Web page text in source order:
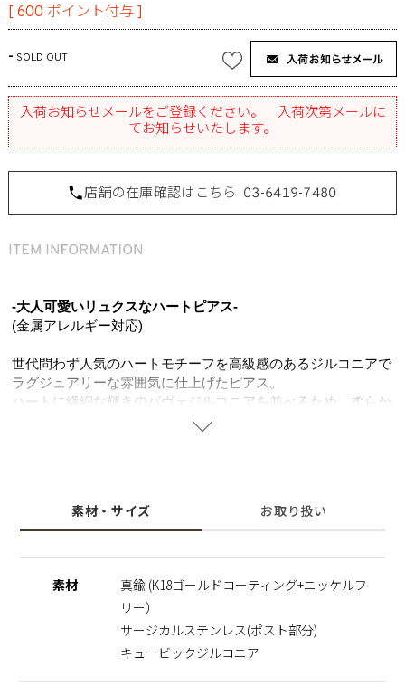
[ 600 ポイント付与 ]
- SOLD OUT
入荷お知らせメールをご登録ください。 入荷次第メールに
てお知らせいたします。
店舗の在庫確認はこちら 03-6419-7480
-大人可愛いリュクスなハートピアス-
(金属アレルギー対応)
世代問わず人気のハートモチーフを高級感のあるジルコニアで
ラグジュアリーな雰囲気に仕上げたピアス。
ハートに繊細な輝きのパヴェジルコニアを並べるため、柔らか
く加工のしやすい真鍮を使用し、K18ゴールドコーティングの
上品さとカジュアルさを兼ね備え、日常使いから特別な日のコ
ーデにもさらっと取り入れやすく、日々のオシャレが楽しくな
るアイテム。
としてもオススメで、ニッケルフリーとサージカルステンレス
を使用し、肌にやさしく金属アレルギーの方でも安心。
※サージカルステンレス
ており、皮膚や汗に触れてもイオン化して溶け出しにくい素材
素材・サイズ お取り扱い
素材
真鍮 (K18ゴールドコーティング+ニッケルフ
リー）
サージカルステンレス(ポスト部分)
キュービックジルコニア